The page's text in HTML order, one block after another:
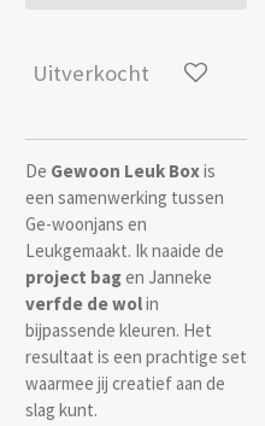
Uitverkocht
De Gewoon Leuk Box is
een samenwerking tussen
Ge-woonjans en
Leukgemaakt. Ik naaide de
project bagen Janneke
verfde de wolin
bijpassende kleuren. Het
resultaat is een prachtige set
waarmee jij creatief aan de
slag kunt.